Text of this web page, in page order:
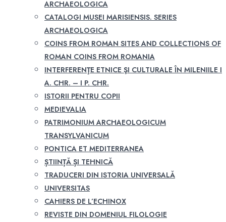
ARCHAEOLOGICA
CATALOGI MUSEI MARISIENSIS. SERIES
ARCHAEOLOGICA
COINS FROM ROMAN SITES AND COLLECTIONS OF
ROMAN COINS FROM ROMANIA
INTERFERENŢE ETNICE ŞI CULTURALE ÎN MILENIILE I
A. CHR. – I P. CHR.
ISTORII PENTRU COPII
MEDIEVALIA
PATRIMONIUM ARCHAEOLOGICUM
TRANSYLVANICUM
PONTICA ET MEDITERRANEA
ȘTIINȚĂ ȘI TEHNICĂ
TRADUCERI DIN ISTORIA UNIVERSALĂ
UNIVERSITAS
CAHIERS DE L’ECHINOX
REVISTE DIN DOMENIUL FILOLOGIE